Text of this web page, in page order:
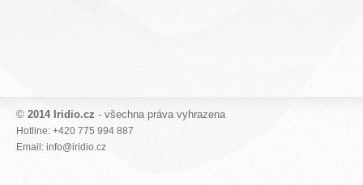
© 2014 Iridio.cz - všechna práva vyhrazena
Hotline: +420 775 994 887
Email: info@iridio.cz